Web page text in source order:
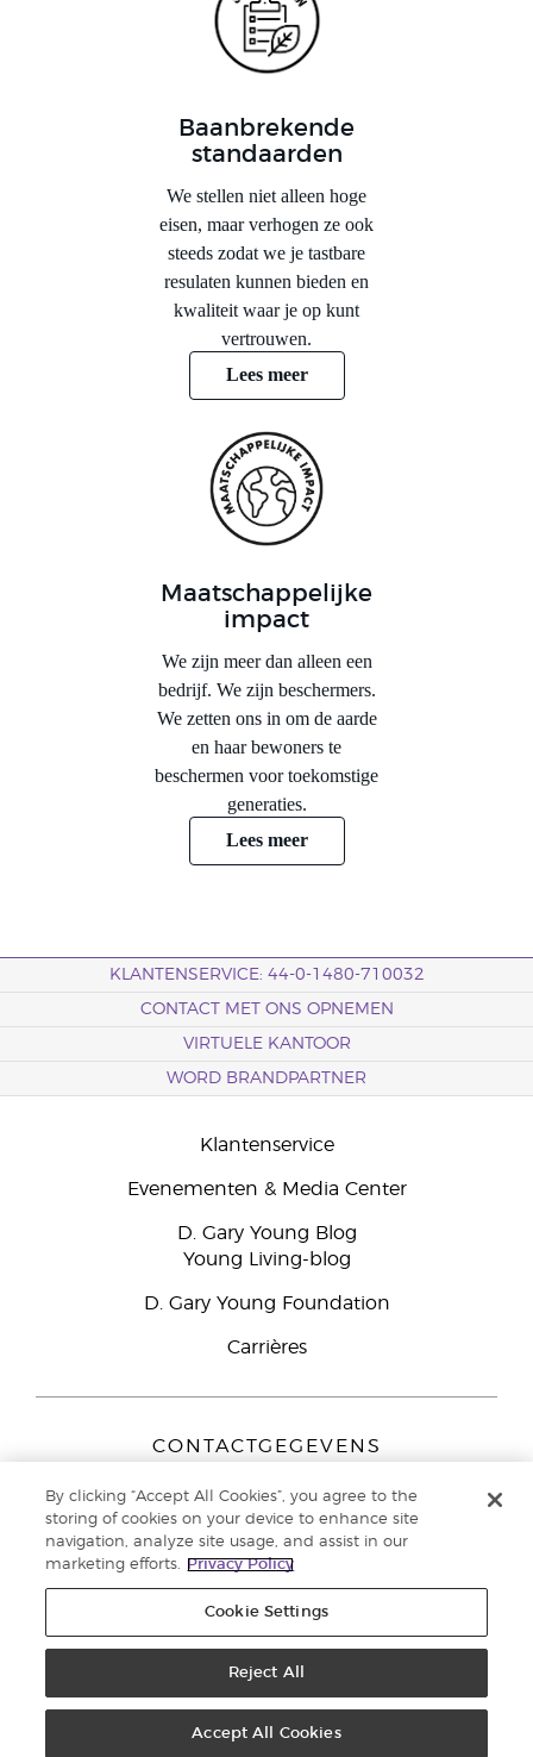
Baanbrekende
standaarden
We stellen niet alleen hoge
eisen, maar verhogen ze ook
steeds zodat we je tastbare
resulaten kunnen bieden en
kwaliteit waar je op kunt
vertrouwen.
Lees meer
Maatschappelijke
impact
We zijn meer dan alleen een
bedrijf. We zijn beschermers.
We zetten ons in om de aarde
en haar bewoners te
beschermen voor toekomstige
generaties.
Lees meer
KLANTENSERVICE: 44-0-1480-710032
CONTACT MET ONS OPNEMEN
VIRTUELE KANTOOR
WORD BRANDPARTNER
Klantenservice
Evenementen & Media Center
D. Gary Young Blog
Young Living-blog
D. Gary Young Foundation
Carrières
CONTACTGEGEVENS
Peizerweg 97
9727 AJ Groningen
Nederland
Klantenservice:44-0-1480-710032
voorbehouden. | Privacybeleid
By clicking “Accept All Cookies”, you agree to the
storing of cookies on your device to enhance site
navigation, analyze site usage, and assist in our
marketing efforts.
Privacy Policy
Cookie Settings
Reject All
Accept All Cookies